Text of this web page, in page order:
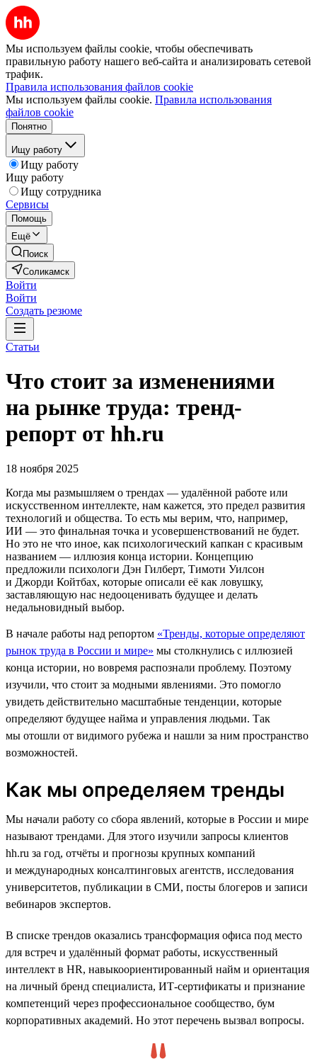
Мы используем файлы cookie, чтобы обеспечивать
правильную работу нашего веб-сайта и анализировать сетевой
трафик.
Правила использования файлов cookie
Мы используем файлы cookie. Правила использования
файлов cookie
Понятно
Ищу работу
Ищу работу
Ищу работу
Ищу сотрудника
Сервисы
Помощь
Ещё
Поиск
Соликамск
Войти
Войти
Создать резюме
Статьи
Что стоит за изменениями
на рынке труда: тренд-
репорт от hh.ru
18 ноября 2025
Когда мы размышляем о трендах — удалённой работе или
искусственном интеллекте, нам кажется, это предел развития
технологий и общества. То есть мы верим, что, например,
ИИ — это финальная точка и усовершенствований не будет.
Но это не что иное, как психологический капкан с красивым
названием — иллюзия конца истории. Концепцию
предложили психологи Дэн Гилберт, Тимоти Уилсон
и Джорди Койтбах, которые описали её как ловушку,
заставляющую нас недооценивать будущее и делать
недальновидный выбор.
В начале работы над репортом «Тренды, которые определяют
рынок труда в России и мире» мы столкнулись с иллюзией
конца истории, но вовремя распознали проблему. Поэтому
изучили, что стоит за модными явлениями. Это помогло
увидеть действительно масштабные тенденции, которые
определяют будущее найма и управления людьми. Так
мы отошли от видимого рубежа и нашли за ним пространство
возможностей.
Как мы определяем тренды
Мы начали работу со сбора явлений, которые в России и мире
называют трендами. Для этого изучили запросы клиентов
hh.ru за год, отчёты и прогнозы крупных компаний
и международных консалтинговых агентств, исследования
университетов, публикации в СМИ, посты блогеров и записи
вебинаров экспертов.
В списке трендов оказались трансформация офиса под место
для встреч и удалённый формат работы, искусственный
интеллект в HR, навыкоориентированный найм и ориентация
на личный бренд специалиста, ИТ-сертификаты и признание
компетенций через профессиональное сообщество, бум
корпоративных академий. Но этот перечень вызвал вопросы.